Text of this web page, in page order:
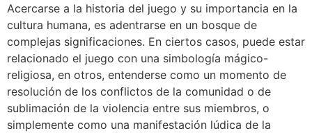
Acercarse a la historia del juego y su importancia en la
cultura humana, es adentrarse en un bosque de
complejas significaciones. En ciertos casos, puede estar
relacionado el juego con una simbología mágico-
religiosa, en otros, entenderse como un momento de
resolución de los conflictos de la comunidad o de
sublimación de la violencia entre sus miembros, o
simplemente como una manifestación lúdica de la